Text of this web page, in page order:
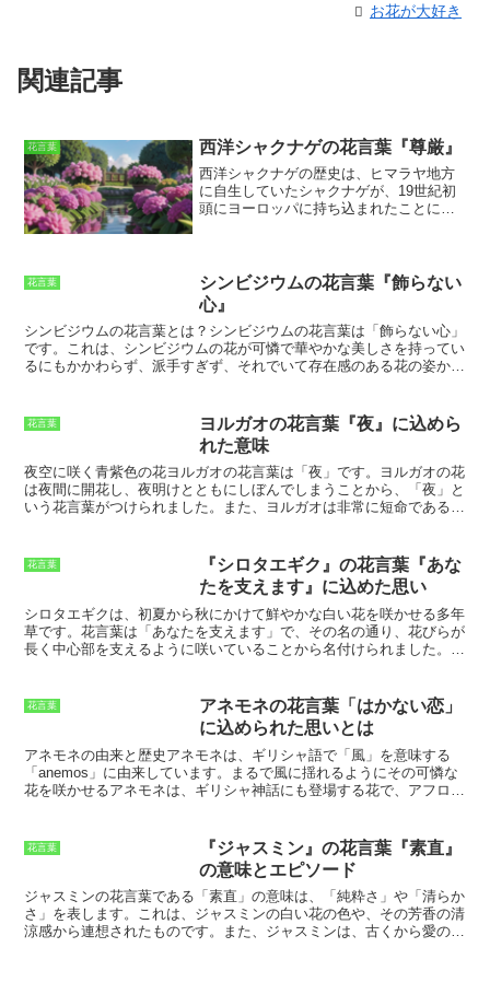
お花が大好き
関連記事
花言葉 西洋シャクナゲの花言葉『尊厳』
西洋シャクナゲの歴史 は、ヒマラヤ地方
に自生していたシャクナゲが、19世紀初
頭にヨーロッパに持ち込まれたことに始
栽培されており、園芸植物として人気を
集めています。西洋シャクナゲは、常緑
低木または常緑高木で、高さは1～5mほ
どになります。葉は革質で、濃緑色をし
ており、縁には鋸歯があります。花は、
春から初夏にかけて咲きます。花色は、
育てやすい植物ですが、日当たりと水は
けの良い場所を好みます。また、寒さに
も強いですが、霜や雪に当たると傷むこ
とがあります。西洋シャクナゲは、花言
葉も素敵です。花言葉は「尊厳
」です。
これは、美しい花と強い生命力に由来す
花言葉
シンビジウムの花言葉『飾らない
心』
シンビジウムの花言葉とは？ シンビジウムの花言葉は「飾らない心」
です。これは、シンビジウムの花が可憐で華やかな美しさを持ってい
るにもかかわらず、派手すぎず、それでいて存在感のある花の姿から
実」という意味も持っています。シンビジウムの花言葉は、贈り物と
してシンビジウムを選ぶ際に、その花が持つ意味を伝えることができ
花言葉
ヨルガオの花言葉『夜』に込めら
れた意味
夜空に咲く青紫色の花ヨルガオの花言葉は「夜」です。ヨルガオの花
は夜間に開花し、夜明けとともにしぼんでしまうことから、「夜」と
いう花言葉がつけられました。また、ヨルガオは非常に短命であるこ
う。ヨルガオは、その可憐な姿から古くから人々に愛されてきた花で
す。日本においても、平安時代にはすでにヨルガオが愛でられていた
という記録が残っています。ヨルガオは、その美しい花姿だけでな
く、花言葉も人々に愛される理由のひとつとなっているでしょう。
花言葉
『シロタエギク』の花言葉『あな
たを支えます』に込めた思い
シロタエギク は、初夏から秋にかけて鮮やかな白い花を咲かせる多年
草です。花言葉は「あなたを支えます」で、その名の通り、花びらが
長く中心部を支えるように咲いている ことから名付けられました。
ました。
シロタエギクの花言葉は、その花姿から「あなたを支えま
す」と伝わっています
。この花言葉は、大切な人を想う気持ちや、愛
を表しています。シロタエギクは、
り、鉢植えにして飾ったりして楽しむことができます 。また、ドライ
フラワーにしても美しい ので、長く楽しむことができます。
花言葉
アネモネの花言葉「はかない恋」
に込められた思いとは
アネモネの由来と歴史 アネモネは、ギリシャ語で「風」を意味する
「anemos」に由来しています。まるで風に揺れるようにその可憐な
花を咲かせるアネモネは、ギリシャ神話にも登場する花で、アフロデ
日本に渡来したのは江戸時代初期で、当初は「風車草」と呼ばれてい
ました。その後、アネモネという名称が定着し、現在では春を告げる
花として親しまれています。アネモネは、その可憐な花姿から、古く
から愛されてきた花です。ギリシャ神話では、アフロディーテの涙か
ら生まれたとされ、花言葉は「はかない恋」です。日本では、江戸時
代初期に渡来し、「風車草」と呼ばれていました。その後、アネモネ
花言葉
『ジャスミン』の花言葉『素直』
の意味とエピソード
ジャスミンの花言葉である「素直」の意味は、「純粋さ」や「清らか
さ」を表します。 これは、ジャスミンの白い花の色や、その芳香の清
涼感から連想されたものです。また、ジャスミンは、古くから愛の象